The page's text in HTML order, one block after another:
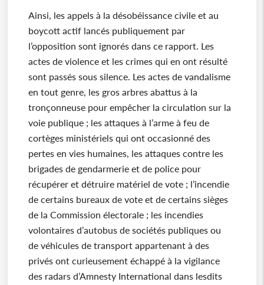
Ainsi, les appels à la désobéissance civile et au
boycott actif lancés publiquement par
l’opposition sont ignorés dans ce rapport. Les
actes de violence et les crimes qui en ont résulté
sont passés sous silence. Les actes de vandalisme
en tout genre, les gros arbres abattus à la
tronçonneuse pour empêcher la circulation sur la
voie publique ; les attaques à l’arme à feu de
cortèges ministériels qui ont occasionné des
pertes en vies humaines, les attaques contre les
brigades de gendarmerie et de police pour
récupérer et détruire matériel de vote ; l’incendie
de certains bureaux de vote et de certains sièges
de la Commission électorale ; les incendies
volontaires d’autobus de sociétés publiques ou
de véhicules de transport appartenant à des
privés ont curieusement échappé à la vigilance
des radars d’Amnesty International dans lesdits